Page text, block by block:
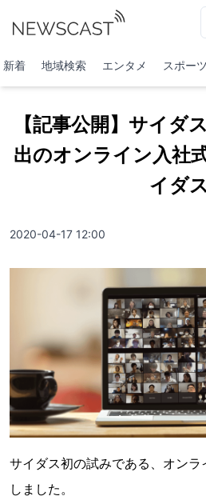
新着 地域検索 エンタメ スポーツ
【記事公開】サイダ
出のオンライン入社
イダス
2020-04-17 12:00
サイダス初の試みである、オン
しました。